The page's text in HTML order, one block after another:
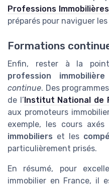
Professions
préparés pour naviguer
Formations
Enfin, rester à la
profession immobilière
continue. Des
de l’Institut National de
aux promoteurs
exemple, les cours
immobiliers et les
particulièrement prisés.
En résumé, pour
immobilier en France, il